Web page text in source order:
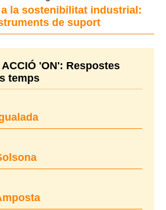
la sostenibilitat industrial:
de suport
'ON': Respostes
temps